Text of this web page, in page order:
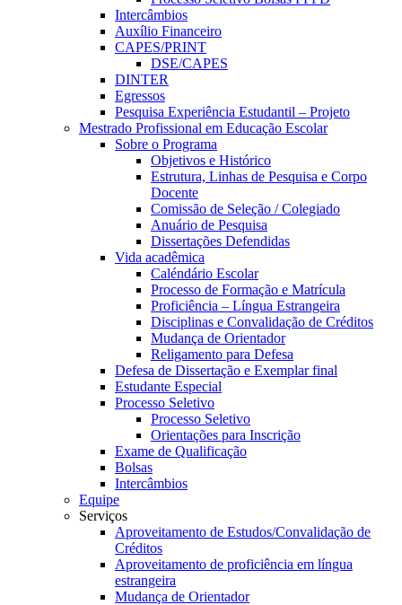
Intercâmbios
Auxílio Financeiro
CAPES/PRINT
DSE/CAPES
DINTER
Egressos
Pesquisa Experiência Estudantil – Projeto
Mestrado Profissional em Educação Escolar
Sobre o Programa
Objetivos e Histórico
Estrutura, Linhas de Pesquisa e Corpo
Docente
Comissão de Seleção / Colegiado
Anuário de Pesquisa
Dissertações Defendidas
Vida acadêmica
Caléndário Escolar
Processo de Formação e Matrícula
Proficiência – Língua Estrangeira
Disciplinas e Convalidação de Créditos
Mudança de Orientador
Religamento para Defesa
Defesa de Dissertação e Exemplar final
Estudante Especial
Processo Seletivo
Processo Seletivo
Orientações para Inscrição
Exame de Qualificação
Bolsas
Intercâmbios
Equipe
Serviços
Aproveitamento de Estudos/Convalidação de
Créditos
Aproveitamento de proficiência em língua
estrangeira
Mudança de Orientador